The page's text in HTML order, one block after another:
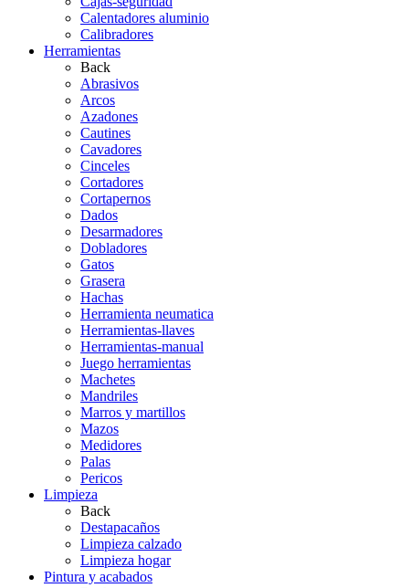
Calentadores aluminio
Calibradores
Herramientas
Back
Abrasivos
Arcos
Azadones
Cautines
Cavadores
Cinceles
Cortadores
Cortapernos
Dados
Desarmadores
Dobladores
Gatos
Grasera
Hachas
Herramienta neumatica
Herramientas-llaves
Herramientas-manual
Juego herramientas
Machetes
Mandriles
Marros y martillos
Mazos
Medidores
Palas
Pericos
Limpieza
Back
Destapacaños
Limpieza calzado
Limpieza hogar
Pintura y acabados